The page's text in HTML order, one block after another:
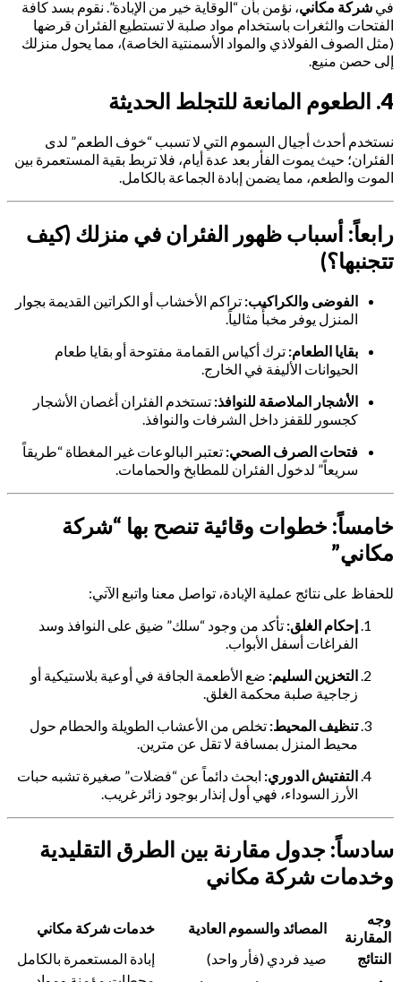
في شركة مكاني، نؤمن بأن “الوقاية خير من الإبادة”. نقوم بسد كافة
الفتحات والثغرات باستخدام مواد صلبة لا تستطيع الفئران قرضها
(مثل الصوف الفولاذي والمواد الأسمنتية الخاصة)، مما يحول منزلك
إلى حصن منيع.
4. الطعوم المانعة للتجلط الحديثة
نستخدم أحدث أجيال السموم التي لا تسبب “خوف الطعم” لدى
الفئران؛ حيث يموت الفأر بعد عدة أيام، فلا تربط بقية المستعمرة بين
الموت والطعم، مما يضمن إبادة الجماعة بالكامل.
رابعاً: أسباب ظهور الفئران في منزلك (كيف
تتجنبها؟)
الفوضى والكراكيب: تراكم الأخشاب أو الكراتين القديمة بجوار
المنزل يوفر مخبأً مثالياً.
بقايا الطعام: ترك أكياس القمامة مفتوحة أو بقايا طعام
الحيوانات الأليفة في الخارج.
الأشجار الملاصقة للنوافذ: تستخدم الفئران أغصان الأشجار
كجسور للقفز داخل الشرفات والنوافذ.
فتحات الصرف الصحي: تعتبر البالوعات غير المغطاة “طريقاً
سريعاً” لدخول الفئران للمطابخ والحمامات.
خامساً: خطوات وقائية تنصح بها “شركة
مكاني”
للحفاظ على نتائج عملية الإبادة، تواصل معنا واتبع الآتي:
إحكام الغلق: تأكد من وجود “سلك” ضيق على النوافذ وسد
الفراغات أسفل الأبواب.
التخزين السليم: ضع الأطعمة الجافة في أوعية بلاستيكية أو
زجاجية صلبة محكمة الغلق.
تنظيف المحيط: تخلص من الأعشاب الطويلة والحطام حول
محيط المنزل بمسافة لا تقل عن مترين.
التفتيش الدوري: ابحث دائماً عن “فضلات” صغيرة تشبه حبات
الأرز السوداء، فهي أول إنذار بوجود زائر غريب.
سادساً: جدول مقارنة بين الطرق التقليدية
وخدمات شركة مكاني
وجه
المقارنة
المصائد والسموم العادية
خدمات شركة مكاني
النتائج
صيد فردي (فأر واحد)
إبادة المستعمرة بالكامل